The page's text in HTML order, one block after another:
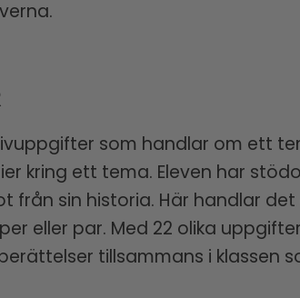
som handlar om ett
kring ett tema. Eleven har
från sin historia. Här handlar
eller par. Med 22 olika
tillsammans i klassen